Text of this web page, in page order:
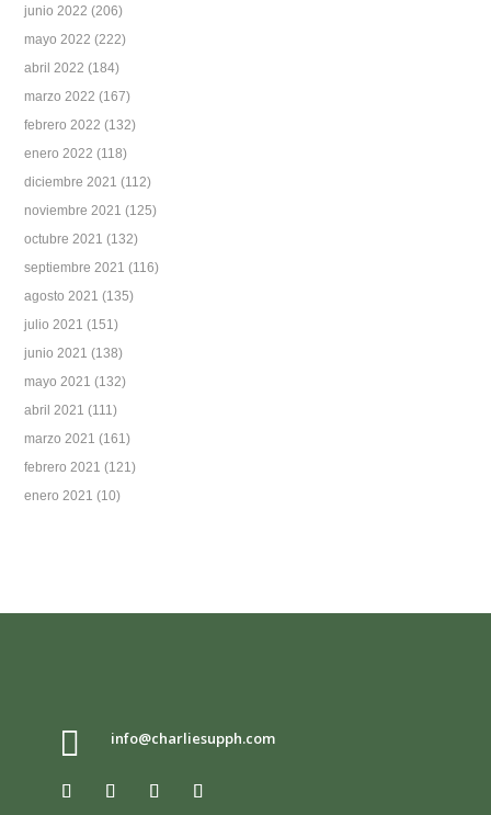
junio 2022 (206)
mayo 2022 (222)
abril 2022 (184)
marzo 2022 (167)
febrero 2022 (132)
enero 2022 (118)
diciembre 2021 (112)
noviembre 2021 (125)
octubre 2021 (132)
septiembre 2021 (116)
agosto 2021 (135)
julio 2021 (151)
junio 2021 (138)
mayo 2021 (132)
abril 2021 (111)
marzo 2021 (161)
febrero 2021 (121)
enero 2021 (10)
 info@charliesupph.com